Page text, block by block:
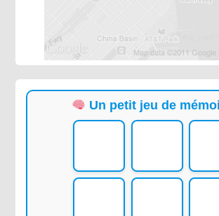
Un petit jeu de